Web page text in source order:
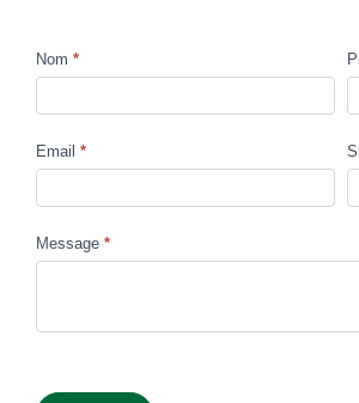
Contact
Us
Nom *
Email *
Message *